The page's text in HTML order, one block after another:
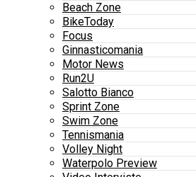
Beach Zone
BikeToday
Focus
Ginnasticomania
Motor News
Run2U
Salotto Bianco
Sprint Zone
Swim Zone
Tennismania
Volley Night
Waterpolo Preview